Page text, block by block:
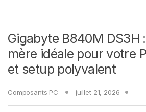
Gigabyte B840M DS3H
mère idéale pour votre
et setup polyvalent
Composants PC juillet 21, 2026